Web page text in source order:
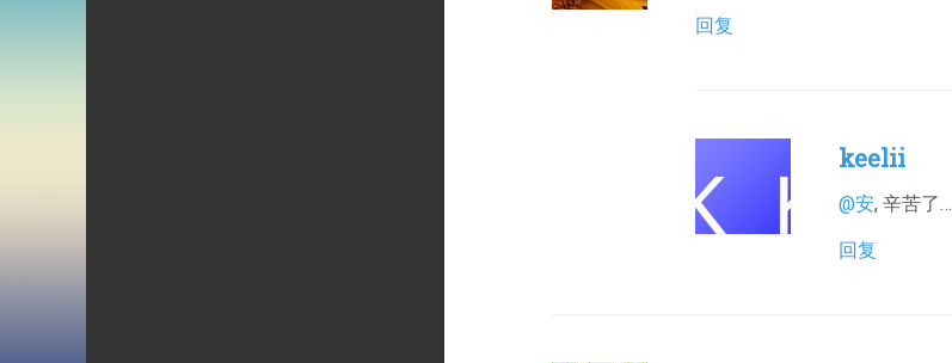
回复
keelii
@安, 辛苦了…
回复